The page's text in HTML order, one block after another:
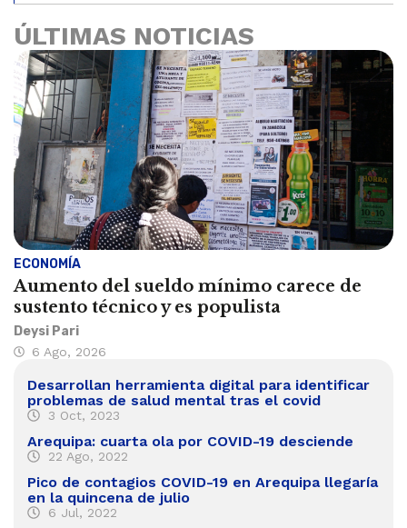
ÚLTIMAS NOTICIAS
ECONOMÍA
Aumento del sueldo mínimo carece de
sustento técnico y es populista
Deysi Pari
6 Ago, 2026
Desarrollan herramienta digital para identificar
problemas de salud mental tras el covid
3 Oct, 2023
Arequipa: cuarta ola por COVID-19 desciende
22 Ago, 2022
Pico de contagios COVID-19 en Arequipa llegaría
en la quincena de julio
6 Jul, 2022